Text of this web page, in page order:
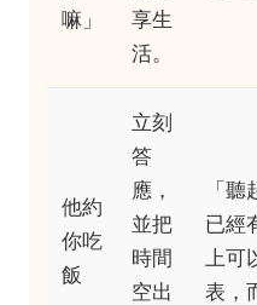
嘛」
享生
活。
他約
你吃
飯
立刻
答
應，
並把
時間
空出
「
已經
上
表，